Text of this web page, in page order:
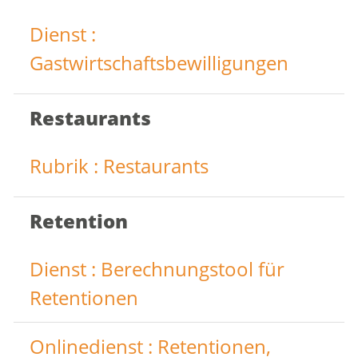
Dienst :
Gastwirtschaftsbewilligungen
Restaurants
Rubrik : Restaurants
Retention
Dienst : Berechnungstool für
Retentionen
Onlinedienst : Retentionen,